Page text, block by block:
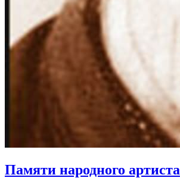
Памяти народного артиста